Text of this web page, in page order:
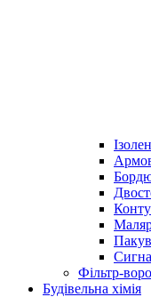
Фільтр-
Будівельна хімія